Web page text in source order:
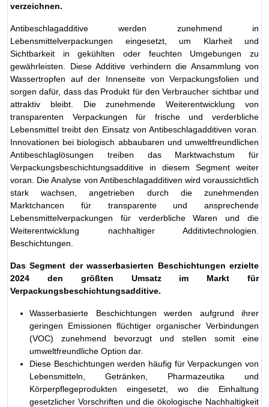
verzeichnen.
Antibeschlagadditive werden zunehmend in
Lebensmittelverpackungen eingesetzt, um Klarheit und
Sichtbarkeit in gekühlten oder feuchten Umgebungen zu
gewährleisten. Diese Additive verhindern die Ansammlung von
Wassertropfen auf der Innenseite von Verpackungsfolien und
sorgen dafür, dass das Produkt für den Verbraucher sichtbar und
attraktiv bleibt. Die zunehmende Weiterentwicklung von
transparenten Verpackungen für frische und verderbliche
Lebensmittel treibt den Einsatz von Antibeschlagadditiven voran.
Innovationen bei biologisch abbaubaren und umweltfreundlichen
Antibeschlaglösungen treiben das Marktwachstum für
Verpackungsbeschichtungsadditive in diesem Segment weiter
voran. Die Analyse von Antibeschlagadditiven wird voraussichtlich
stark wachsen, angetrieben durch die zunehmenden
Marktchancen für transparente und ansprechende
Lebensmittelverpackungen für verderbliche Waren und die
Weiterentwicklung nachhaltiger Additivtechnologien.
Beschichtungen.
Das Segment der wasserbasierten Beschichtungen erzielte
2024 den größten Umsatz im Markt für
Verpackungsbeschichtungsadditive.
Wasserbasierte Beschichtungen werden aufgrund ihrer
geringen Emissionen flüchtiger organischer Verbindungen
(VOC) zunehmend bevorzugt und stellen somit eine
umweltfreundliche Option dar.
Diese Beschichtungen werden häufig für Verpackungen von
Lebensmitteln, Getränken, Pharmazeutika und
Körperpflegeprodukten eingesetzt, wo die Einhaltung
gesetzlicher Vorschriften und die ökologische Nachhaltigkeit